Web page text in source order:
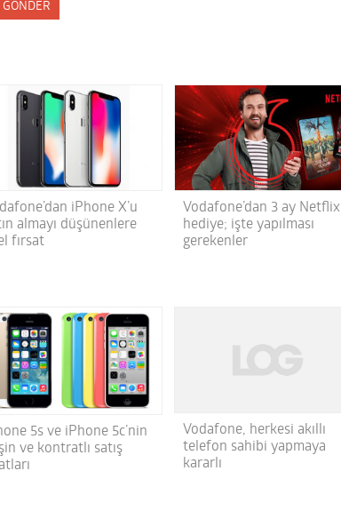
GÖNDER
iPhone X’u
almayı düşünenlere
fırsat
Vodafone’dan 3 ay Netflix
hediye; işte yapılması
gerekenler
5s ve iPhone 5c’nin
ve kontratlı satış
Vodafone, herkesi akıllı
telefon sahibi yapmaya
kararlı